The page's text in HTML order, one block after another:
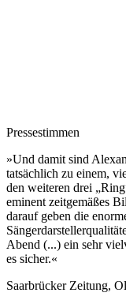
Pressestimmen
»Und damit sind
tatsächlich zu einem,
den weiteren drei
eminent zeitgemäßes
darauf geben die
Abend (...) ein sehr
es sicher.«
Saarbrücker Zeitung,